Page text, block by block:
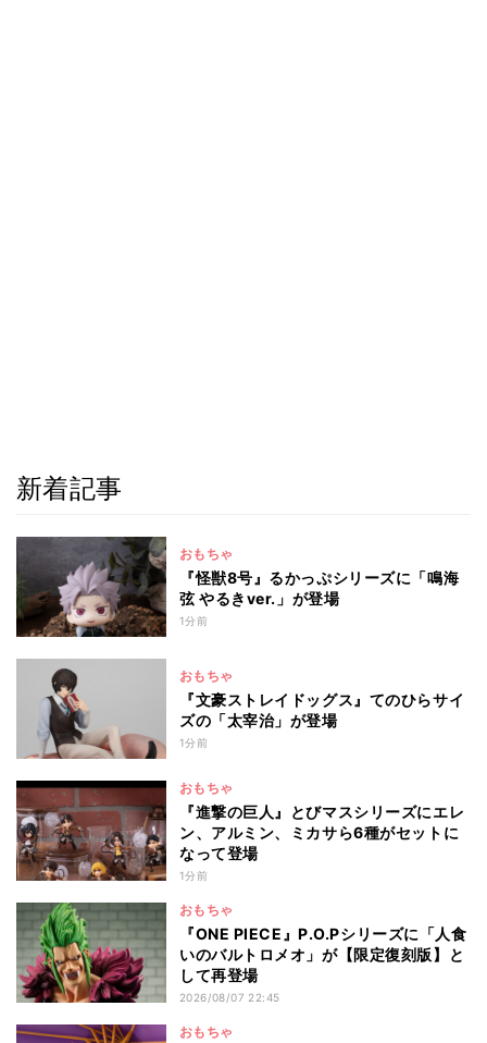
新着記事
おもちゃ
『怪獣8号』るかっぷシリーズに「鳴海
弦 やるきver.」が登場
1分前
おもちゃ
『文豪ストレイドッグス』てのひらサイ
ズの「太宰治」が登場
1分前
おもちゃ
『進撃の巨人』とびマスシリーズにエレ
ン、アルミン、ミカサら6種がセットに
なって登場
1分前
おもちゃ
『ONE PIECE』P.O.Pシリーズに「人食
いのバルトロメオ」が【限定復刻版】と
して再登場
2026/08/07 22:45
おもちゃ